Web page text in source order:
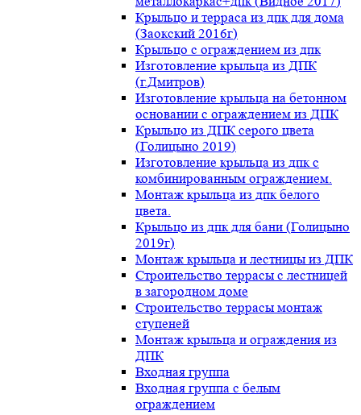
Крыльцо и терраса из дпк для дома
(Заокский 2016г)
Крыльцо с ограждением из дпк
Изготовление крыльца из ДПК
(г.Дмитров)
Изготовление крыльца на бетонном
основании с ограждением из ДПК
Крыльцо из ДПК серого цвета
(Голицыно 2019)
Изготовление крыльца из дпк с
комбинированным ограждением.
Монтаж крыльца из дпк белого
цвета.
Крыльцо из дпк для бани (Голицыно
2019г)
Монтаж крыльца и лестницы из ДПК
Строительство террасы с лестницей
в загородном доме
Строительство террасы монтаж
ступеней
Монтаж крыльца и ограждения из
ДПК
Входная группа
Входная группа с белым
ограждением